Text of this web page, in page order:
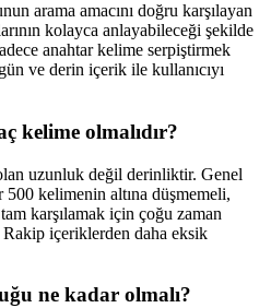
arama amacını doğru karşılayan
kolayca anlayabileceği şekilde
anahtar kelime serpiştirmek
ve derin içerik ile kullanıcıyı
kelime olmalıdır?
uzunluk değil derinliktir. Genel
kelimenin altına düşmemeli,
karşılamak için çoğu zaman
içeriklerden daha eksik
ne kadar olmalı?